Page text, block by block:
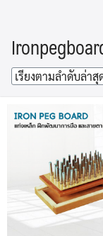
content